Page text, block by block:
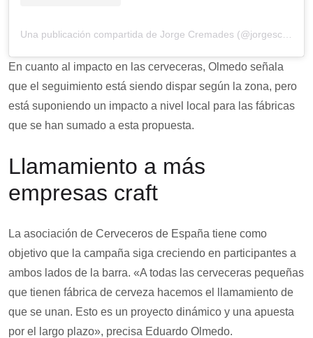
Una publicación compartida de Jorge Cremades (@jorgescremades)
En cuanto al impacto en las cerveceras, Olmedo señala
que el seguimiento está siendo dispar según la zona, pero
está suponiendo un impacto a nivel local para las fábricas
que se han sumado a esta propuesta.
Llamamiento a más
empresas craft
La asociación de Cerveceros de España tiene como
objetivo que la campaña siga creciendo en participantes a
ambos lados de la barra. «A todas las cerveceras pequeñas
que tienen fábrica de cerveza hacemos el llamamiento de
que se unan. Esto es un proyecto dinámico y una apuesta
por el largo plazo», precisa Eduardo Olmedo.